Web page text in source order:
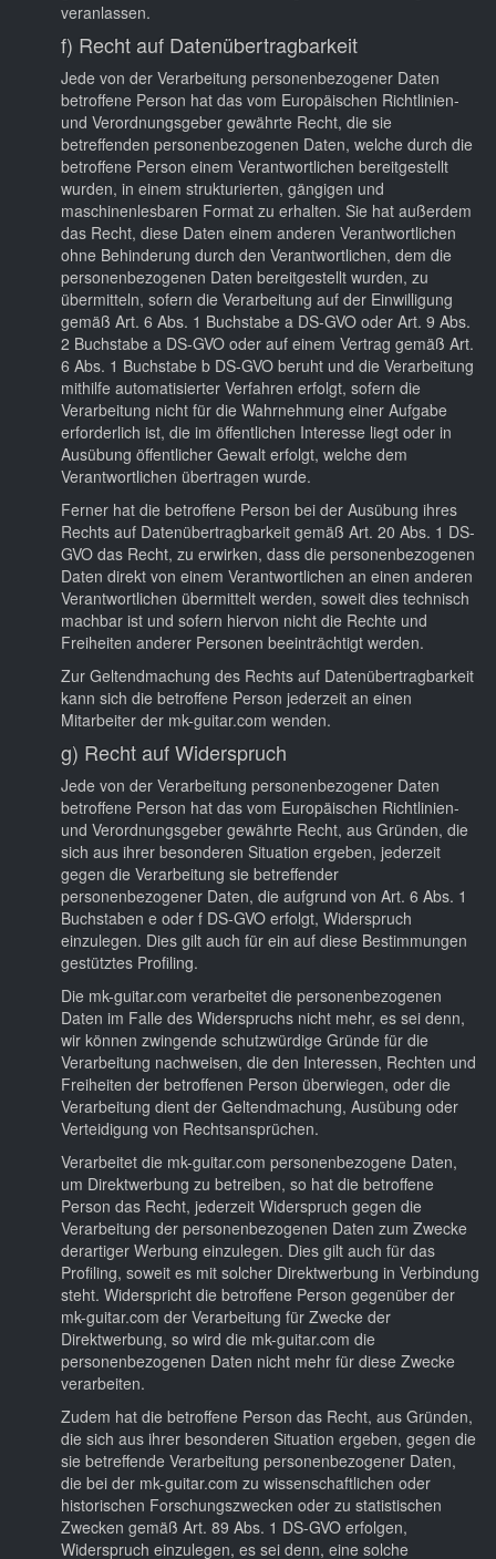
veranlassen.
f) Recht auf Datenübertragbarkeit
Jede von der Verarbeitung personenbezogener Daten
betroffene Person hat das vom Europäischen Richtlinien-
und Verordnungsgeber gewährte Recht, die sie
betreffenden personenbezogenen Daten, welche durch die
betroffene Person einem Verantwortlichen bereitgestellt
wurden, in einem strukturierten, gängigen und
maschinenlesbaren Format zu erhalten. Sie hat außerdem
das Recht, diese Daten einem anderen Verantwortlichen
ohne Behinderung durch den Verantwortlichen, dem die
personenbezogenen Daten bereitgestellt wurden, zu
übermitteln, sofern die Verarbeitung auf der Einwilligung
gemäß Art. 6 Abs. 1 Buchstabe a DS-GVO oder Art. 9 Abs.
2 Buchstabe a DS-GVO oder auf einem Vertrag gemäß Art.
6 Abs. 1 Buchstabe b DS-GVO beruht und die Verarbeitung
mithilfe automatisierter Verfahren erfolgt, sofern die
Verarbeitung nicht für die Wahrnehmung einer Aufgabe
erforderlich ist, die im öffentlichen Interesse liegt oder in
Ausübung öffentlicher Gewalt erfolgt, welche dem
Verantwortlichen übertragen wurde.
Ferner hat die betroffene Person bei der Ausübung ihres
Rechts auf Datenübertragbarkeit gemäß Art. 20 Abs. 1 DS-
GVO das Recht, zu erwirken, dass die personenbezogenen
Daten direkt von einem Verantwortlichen an einen anderen
Verantwortlichen übermittelt werden, soweit dies technisch
machbar ist und sofern hiervon nicht die Rechte und
Freiheiten anderer Personen beeinträchtigt werden.
Zur Geltendmachung des Rechts auf Datenübertragbarkeit
kann sich die betroffene Person jederzeit an einen
Mitarbeiter der mk-guitar.com wenden.
g) Recht auf Widerspruch
Jede von der Verarbeitung personenbezogener Daten
betroffene Person hat das vom Europäischen Richtlinien-
und Verordnungsgeber gewährte Recht, aus Gründen, die
sich aus ihrer besonderen Situation ergeben, jederzeit
gegen die Verarbeitung sie betreffender
personenbezogener Daten, die aufgrund von Art. 6 Abs. 1
Buchstaben e oder f DS-GVO erfolgt, Widerspruch
einzulegen. Dies gilt auch für ein auf diese Bestimmungen
gestütztes Profiling.
Die mk-guitar.com verarbeitet die personenbezogenen
Daten im Falle des Widerspruchs nicht mehr, es sei denn,
wir können zwingende schutzwürdige Gründe für die
Verarbeitung nachweisen, die den Interessen, Rechten und
Freiheiten der betroffenen Person überwiegen, oder die
Verarbeitung dient der Geltendmachung, Ausübung oder
Verteidigung von Rechtsansprüchen.
Verarbeitet die mk-guitar.com personenbezogene Daten,
um Direktwerbung zu betreiben, so hat die betroffene
Person das Recht, jederzeit Widerspruch gegen die
Verarbeitung der personenbezogenen Daten zum Zwecke
derartiger Werbung einzulegen. Dies gilt auch für das
Profiling, soweit es mit solcher Direktwerbung in Verbindung
steht. Widerspricht die betroffene Person gegenüber der
mk-guitar.com der Verarbeitung für Zwecke der
Direktwerbung, so wird die mk-guitar.com die
personenbezogenen Daten nicht mehr für diese Zwecke
verarbeiten.
Zudem hat die betroffene Person das Recht, aus Gründen,
die sich aus ihrer besonderen Situation ergeben, gegen die
sie betreffende Verarbeitung personenbezogener Daten,
die bei der mk-guitar.com zu wissenschaftlichen oder
historischen Forschungszwecken oder zu statistischen
Zwecken gemäß Art. 89 Abs. 1 DS-GVO erfolgen,
Widerspruch einzulegen, es sei denn, eine solche